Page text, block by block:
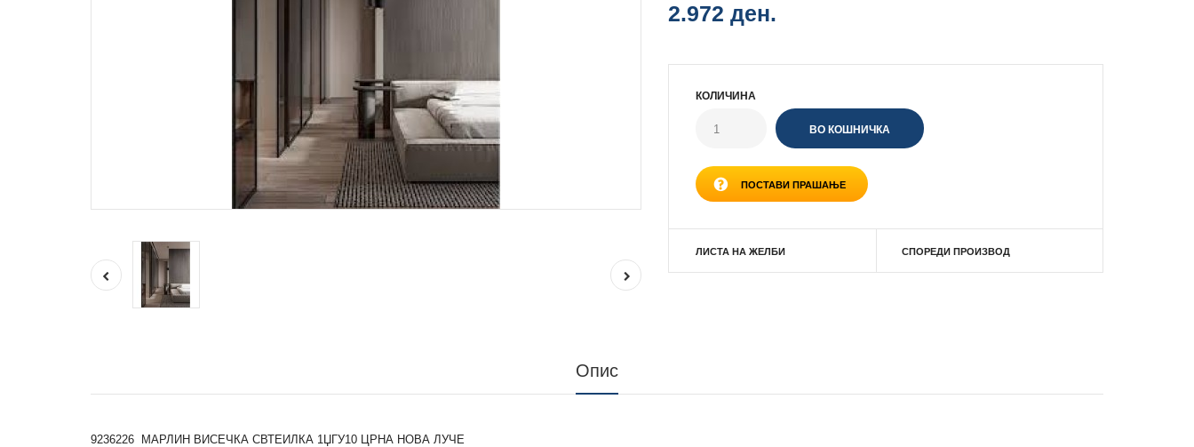
2.972 ден.
КОЛИЧИНА
ПОСТАВИ ПРАШАЊЕ
ЛИСТА НА ЖЕЛБИ СПОРЕДИ ПРОИЗВОД
Опис
9236226 МАРЛИН ВИСЕЧКА СВТЕИЛКА 1ЏГУ10 ЦРНА НОВА ЛУЧЕ